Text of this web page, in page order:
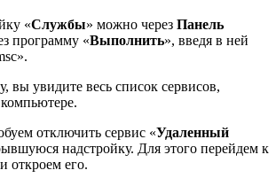
«Службы» можно через Панель
программу «Выполнить», введя в ней
вы увидите весь список сервисов,
отключить сервис «Удаленный
надстройку. Для этого перейдем к
откроем его.